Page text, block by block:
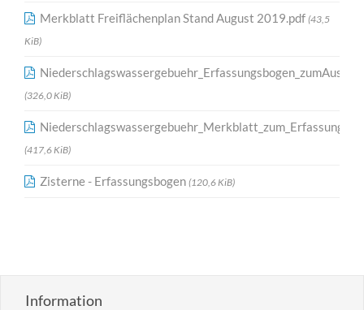
Merkblatt Freiflächenplan Stand August 2019.pdf (43,5
KiB)
(326,0 KiB)
(417,6 KiB)
Zisterne - Erfassungsbogen (120,6 KiB)
Information